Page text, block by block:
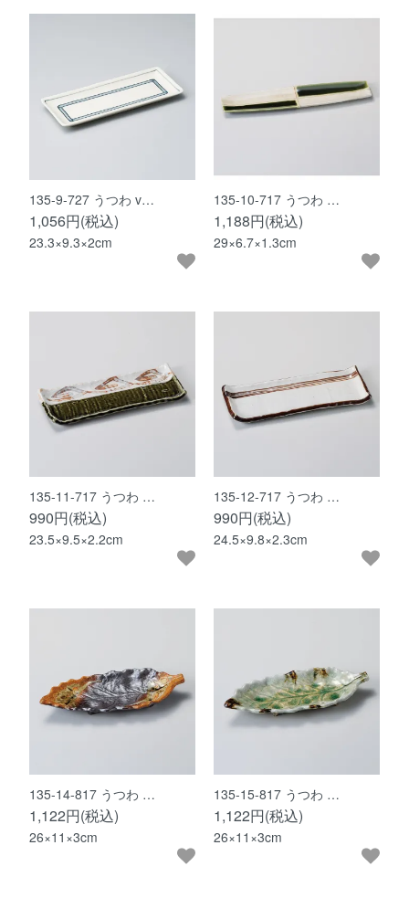
135-9-727 うつわ v…
1,056円(税込)
23.3×9.3×2cm
135-10-717 うつわ …
1,188円(税込)
29×6.7×1.3cm
135-11-717 うつわ …
990円(税込)
23.5×9.5×2.2cm
135-12-717 うつわ …
990円(税込)
24.5×9.8×2.3cm
135-14-817 うつわ …
1,122円(税込)
26×11×3cm
135-15-817 うつわ …
1,122円(税込)
26×11×3cm